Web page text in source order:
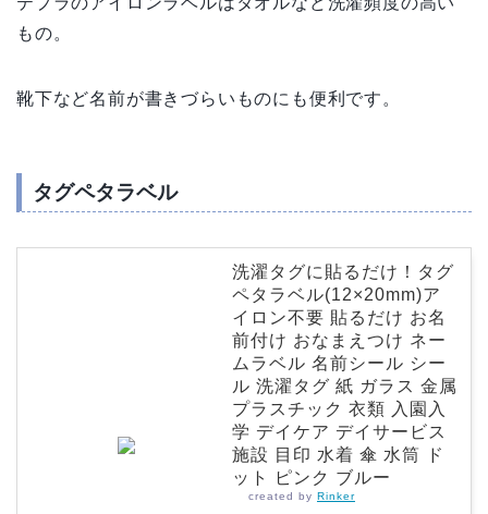
もの。
靴下など名前が書きづらいものにも便利です。
タグペタラベル
洗濯タグに貼るだけ！タグ
ペタラベル(12×20mm)ア
イロン不要 貼るだけ お名
前付け おなまえつけ ネー
ムラベル 名前シール シー
ル 洗濯タグ 紙 ガラス 金属
プラスチック 衣類 入園入
学 デイケア デイサービス
施設 目印 水着 傘 水筒 ド
ット ピンク ブルー
created by Rinker